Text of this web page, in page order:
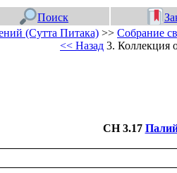
Поиск
(Сутта Питака) >> Собрание
<< Назад 3. Коллекция
СН 3.17